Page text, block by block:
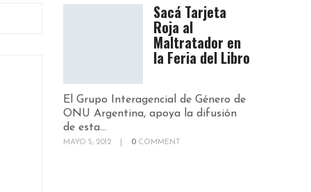
Sacá Tarjeta
Roja al
Maltratador en
la Feria del Libro
El Grupo Interagencial de Género de
ONU Argentina, apoya la difusión
de esta...
MAYO 5, 2012 0 COMMENT